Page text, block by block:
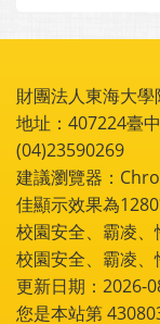
財團法人東海大
地址：407224臺
(04)23590269
建議瀏覽器：
佳顯示效果為
校園安全、霸凌
校園安全、霸凌
更新日期：2026-
您是本站第